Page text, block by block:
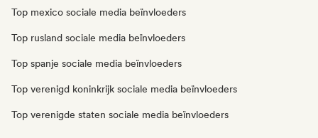
Top mexico sociale media beïnvloeders
Top rusland sociale media beïnvloeders
Top spanje sociale media beïnvloeders
Top verenigd koninkrijk sociale media beïnvloeders
Top verenigde staten sociale media beïnvloeders